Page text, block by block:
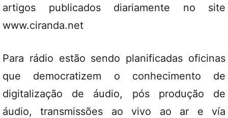
artigos publicados diariamente no site
www.ciranda.net
Para rádio estão sendo planificadas oficinas
que democratizem o conhecimento de
digitalização de áudio, pós produção de
áudio, transmissões ao vivo ao ar e vía